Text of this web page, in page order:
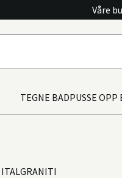
Våre
TEGNE BADPUSSE OPP
ITALGRANITI